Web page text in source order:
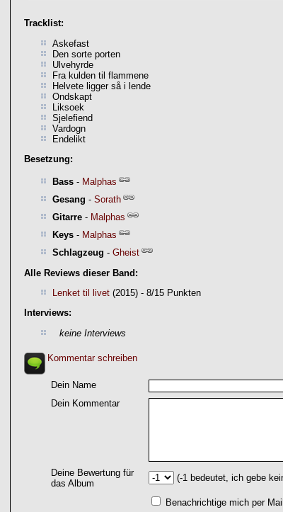
Tracklist:
Askefast
Den sorte porten
Ulvehyrde
Fra kulden til flammene
Helvete ligger så i lende
Ondskapt
Liksoek
Sjelefiend
Vardogn
Endelikt
Besetzung:
Bass - Malphas
Gesang - Sorath
Gitarre - Malphas
Keys - Malphas
Schlagzeug - Gheist
Alle Reviews dieser Band:
Lenket til livet (2015) - 8/15 Punkten
Interviews:
keine Interviews
Kommentar schreiben
Dein Name
Dein Kommentar
Deine Bewertung für
das Album
(-1 bedeutet, ich gebe
Benachrichtige mich per